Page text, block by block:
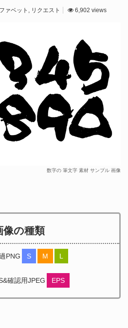
ァベット , リクエスト 6,902 views
数字の 筆文字 素材 サンプル 画像
像の種類
PNG S M L
確認用JPEG EPS